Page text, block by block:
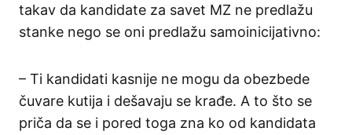
takav da kandidate za savet MZ ne predlažu
stanke nego se oni predlažu samoinicijativno:
– Ti kandidati kasnije ne mogu da obezbede
čuvare kutija i dešavaju se krađe. A to što se
priča da se i pored toga zna ko od kandidata